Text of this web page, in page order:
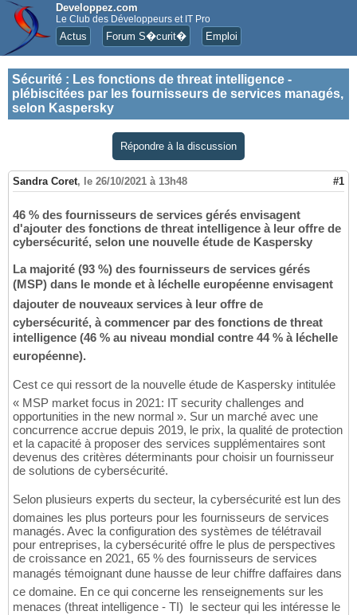
Developpez.com
Le Club des Développeurs et IT Pro
Actus Forum S�curit� Emploi
Sécurité : Les fonctions de threat intelligence -
plébiscitées par les fournisseurs de services managés,
selon Kaspersky
Répondre à la discussion
Sandra Coret, le 26/10/2021 à 13h48 #1
46 % des fournisseurs de services gérés envisagent
d'ajouter des fonctions de threat intelligence à leur offre de
cybersécurité, selon une nouvelle étude de Kaspersky
La majorité (93 %) des fournisseurs de services gérés
(MSP) dans le monde et à léchelle européenne envisagent
dajouter de nouveaux services à leur offre de
cybersécurité, à commencer par des fonctions de threat
intelligence (46 % au niveau mondial contre 44 % à léchelle
européenne).
Cest ce qui ressort de la nouvelle étude de Kaspersky intitulée
« MSP market focus in 2021: IT security challenges and
opportunities in the new normal ». Sur un marché avec une
concurrence accrue depuis 2019, le prix, la qualité de protection
et la capacité à proposer des services supplémentaires sont
devenus des critères déterminants pour choisir un fournisseur
de solutions de cybersécurité.
Selon plusieurs experts du secteur, la cybersécurité est lun des
domaines les plus porteurs pour les fournisseurs de services
managés. Avec la configuration des systèmes de télétravail
pour entreprises, la cybersécurité offre le plus de perspectives
de croissance en 2021, 65 % des fournisseurs de services
managés témoignant dune hausse de leur chiffre daffaires dans
ce domaine. En ce qui concerne les renseignements sur les
menaces (threat intelligence - TI)  le secteur qui les intéresse le